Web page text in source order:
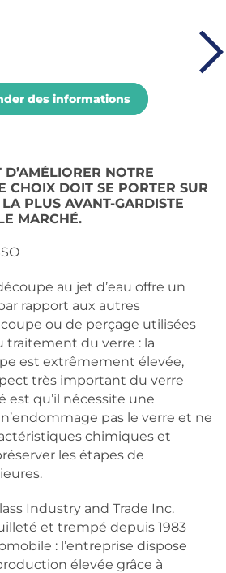
des informations
D’AMÉLIORER NOTRE
CHOIX DOIT SE PORTER SUR
PLUS AVANT-GARDISTE
MARCHÉ.
au jet d’eau offre un
rapport aux autres
ou de perçage utilisées
traitement du verre : la
est extrêmement élevée,
très important du verre
est qu’il nécessite une
pas le verre et ne
chimiques et
les étapes de
Industry and Trade Inc.
et trempé depuis 1983
: l’entreprise dispose
élevée grâce à